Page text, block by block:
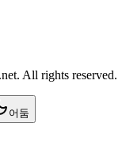
All rights reserved.
어둠